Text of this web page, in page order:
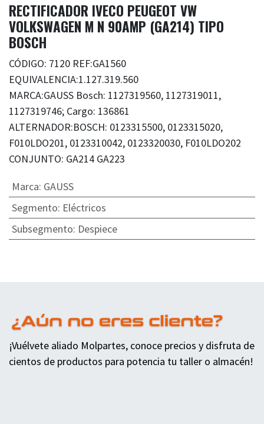
RECTIFICADOR IVECO PEUGEOT VW
VOLKSWAGEN M N 90AMP (GA214) TIPO
BOSCH
CÓDIGO: 7120 REF:GA1560
EQUIVALENCIA:1.127.319.560
MARCA:GAUSS Bosch: 1127319560, 1127319011,
1127319746; Cargo: 136861
ALTERNADOR:BOSCH: 0123315500, 0123315020,
F010LDO201, 0123310042, 0123320030, F010LDO202
CONJUNTO: GA214 GA223
Marca: GAUSS
Segmento: Eléctricos
Subsegmento: Despiece
¡Vuélvete aliado Molpartes, conoce precios y disfruta de
cientos de productos para potencia tu taller o almacén!